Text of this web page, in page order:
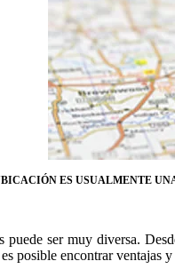
ES USUALMENTE
ser muy diversa.
posible encontrar ventajas